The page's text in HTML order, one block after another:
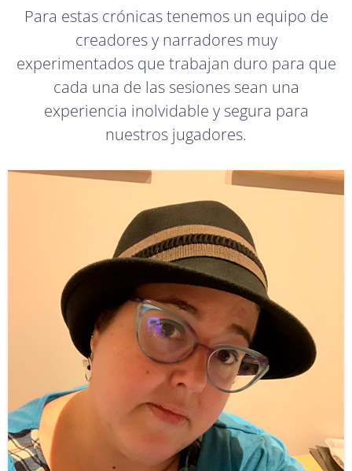
Para estas crónicas tenemos un equipo de
creadores y narradores muy
experimentados que trabajan duro para que
cada una de las sesiones sean una
experiencia inolvidable y segura para
nuestros jugadores.